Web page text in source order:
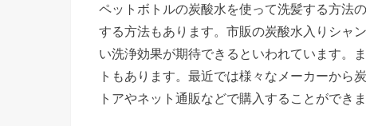
ペットボトルの炭酸水を使って洗髪する方法
する方法もあります。市販の炭酸水入りシャ
い洗浄効果が期待できるといわれています。
トもあります。最近では様々なメーカーから
トアやネット通販などで購入することができま